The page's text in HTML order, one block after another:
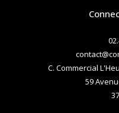
C. Commercial
59